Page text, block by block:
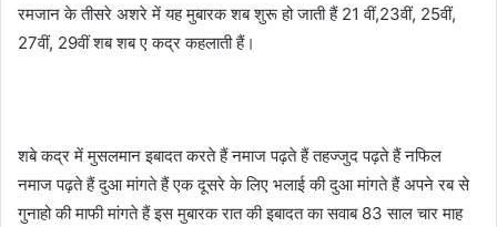
रमजान के तीसरे अशरे में यह मुबारक शब शुरू हो जाती हैं 21 वीं,23वीं, 25वीं,
27वीं, 29वीं शब शब ए कद्र कहलाती हैं।
शबे कद्र में मुसलमान इबादत करते हैं नमाज पढ़ते हैं तहज्जुद पढ़ते हैं नफिल
नमाज पढ़ते हैं दुआ मांगते हैं एक दूसरे के लिए भलाई की दुआ मांगते हैं अपने रब से
गुनाहो की माफी मांगते हैं इस मुबारक रात की इबादत का सवाब 83 साल चार माह